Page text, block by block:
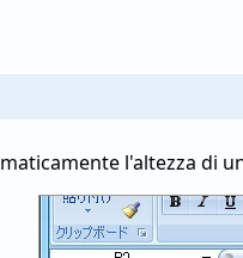
l'altezza di